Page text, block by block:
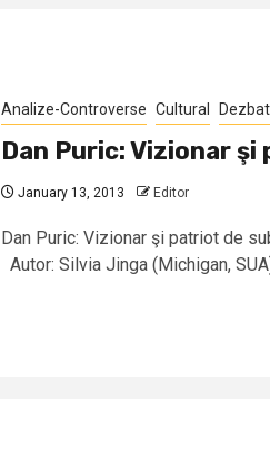
Analize-Controverse Cultural
Dan Puric: Vizionar
January 13, 2013 Editor
Dan Puric: Vizionar şi patriot de
Autor: Silvia Jinga (Michigan,